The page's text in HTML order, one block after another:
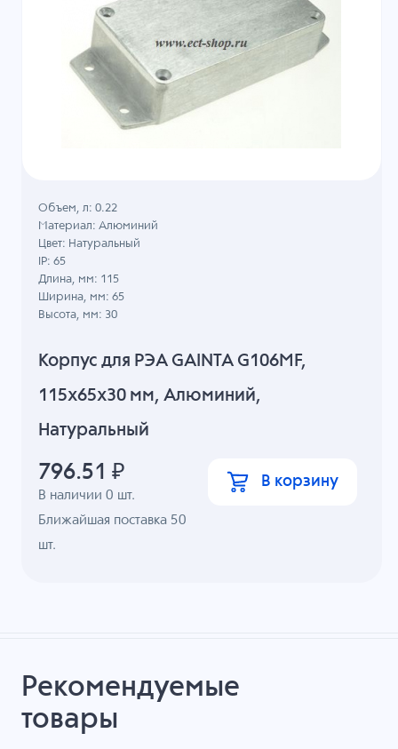
Корпус для РЭА GAINTA G106MF,
115x65x30 мм, Алюминий,
Натуральный
В наличии0 шт.
Ближайшая поставка 50
шт.
Объем, л: 0.22
Материал: Алюминий
Цвет: Натуральный
IP: 65
Длина, мм: 115
Ширина, мм: 65
Высота, мм: 30
796.51 ₽ В корзину
Рекомендуемые
товары